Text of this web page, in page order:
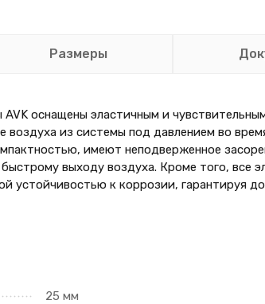
Размеры
оснащены эластичным и
воздуха из системы под давлением во
имеют неподверженное
выходу воздуха. Кроме того, все
устойчивостью к коррозии, гарантируя
25 мм